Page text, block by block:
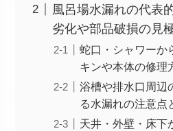
風呂場水漏れの代表
劣化や部品破損の見
蛇口・シャワーか
キンや本体の修理
浴槽や排水口周辺
る水漏れの注意点
天井・外壁・床下